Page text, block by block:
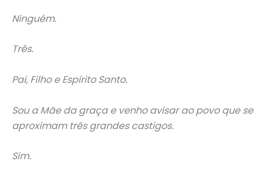
Ninguém.
Três.
Pai, Filho e Espírito Santo.
Sou a Mãe da graça e venho avisar ao povo que se
aproximam três grandes castigos.
Sim.